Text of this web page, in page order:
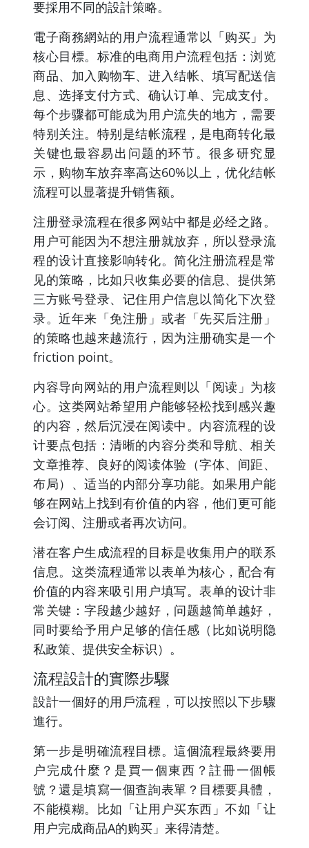
要採用不同的設計策略。
電子商務網站的用户流程通常以「购买」为
核心目標。标准的电商用户流程包括：浏览
商品、加入购物车、进入结帐、填写配送信
息、选择支付方式、确认订单、完成支付。
每个步骤都可能成为用户流失的地方，需要
特别关注。特别是结帐流程，是电商转化最
关键也最容易出问题的环节。很多研究显
示，购物车放弃率高达60%以上，优化结帐
流程可以显著提升销售额。
注册登录流程在很多网站中都是必经之路。
用户可能因为不想注册就放弃，所以登录流
程的设计直接影响转化。简化注册流程是常
见的策略，比如只收集必要的信息、提供第
三方账号登录、记住用户信息以简化下次登
录。近年来「免注册」或者「先买后注册」
的策略也越来越流行，因为注册确实是一个
friction point。
内容导向网站的用户流程则以「阅读」为核
心。这类网站希望用户能够轻松找到感兴趣
的内容，然后沉浸在阅读中。内容流程的设
计要点包括：清晰的内容分类和导航、相关
文章推荐、良好的阅读体验（字体、间距、
布局）、适当的内部分享功能。如果用户能
够在网站上找到有价值的内容，他们更可能
会订阅、注册或者再次访问。
潜在客户生成流程的目标是收集用户的联系
信息。这类流程通常以表单为核心，配合有
价值的内容来吸引用户填写。表单的设计非
常关键：字段越少越好，问题越简单越好，
同时要给予用户足够的信任感（比如说明隐
私政策、提供安全标识）。
流程設計的實際步驟
設計一個好的用戶流程，可以按照以下步驟
進行。
第一步是明確流程目標。這個流程最終要用
户完成什麼？是買一個東西？註冊一個帳
號？還是填寫一個查詢表單？目標要具體，
不能模糊。比如「让用户买东西」不如「让
用户完成商品A的购买」来得清楚。